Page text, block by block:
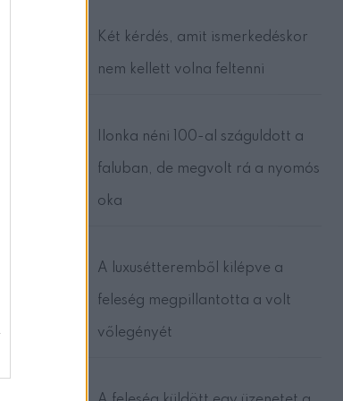
Két kérdés, amit ismerkedéskor
nem kellett volna feltenni
Ilonka néni 100-al száguldott a
faluban, de megvolt rá a nyomós
oka
A luxusétteremből kilépve a
feleség megpillantotta a volt
vőlegényét